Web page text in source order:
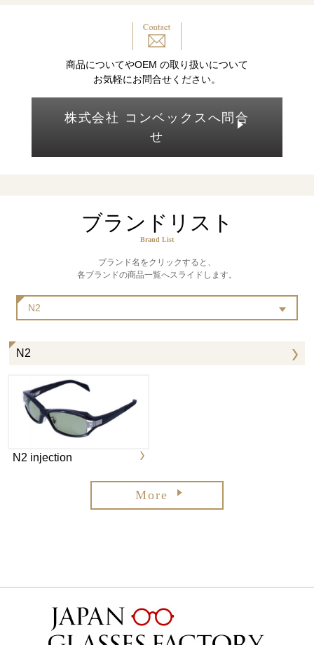
商品についてやOEM の取り扱いについて
お気軽にお問合せください。
株式会社 コンベックスへ問合
せ
ブランドリスト
Brand List
ブランド名をクリックすると、
各ブランドの商品一覧へスライドします。
N2
N2
N2 injection
More